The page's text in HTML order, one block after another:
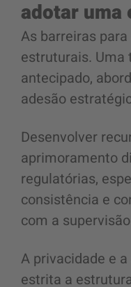
adotar uma
As barreiras
estruturais. Uma
antecipado,
adesão
Desenvolver
aprimoramento
regulatórias,
consistência e
com a
A privacidade e
estrita a